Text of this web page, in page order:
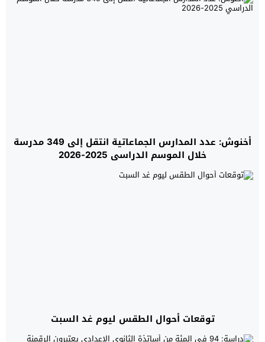
أخنوش: عدد المدارس الجماعاتية انتقل إلى 349 مدرسة
خلال الموسم الدراسي 2025-2026
توقعات أحوال الطقس ليوم غد السبت